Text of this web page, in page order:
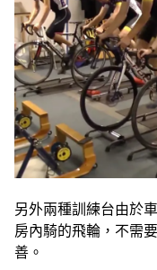
另外兩種訓練台由於
房內騎的飛輪，不需
善。